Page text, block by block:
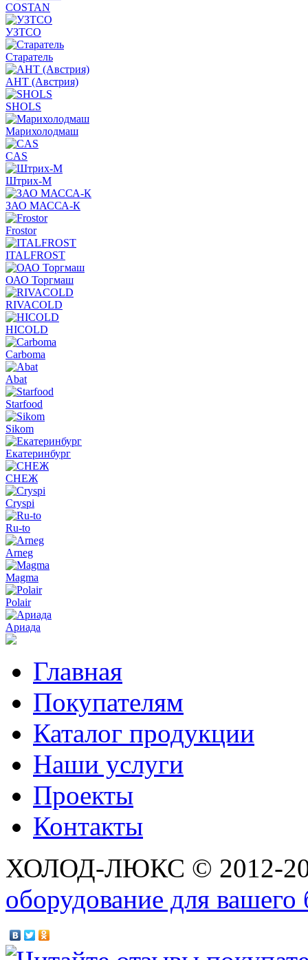
COSTAN
УЗТСО
Старатель
АНТ (Австрия)
SHOLS
Марихолодмаш
CAS
Штрих-М
ЗАО МАССА-К
Frostor
ITALFROST
ОАО Торгмаш
RIVACOLD
HICOLD
Carboma
Abat
Starfood
Sikom
Екатеринбург
СНЕЖ
Cryspi
Ru-to
Arneg
Magma
Polair
Ариада
Главная
Покупателям
Каталог продукции
Наши услуги
Проекты
Контакты
ХОЛОД-ЛЮКС © 2012-
оборудование для вашего